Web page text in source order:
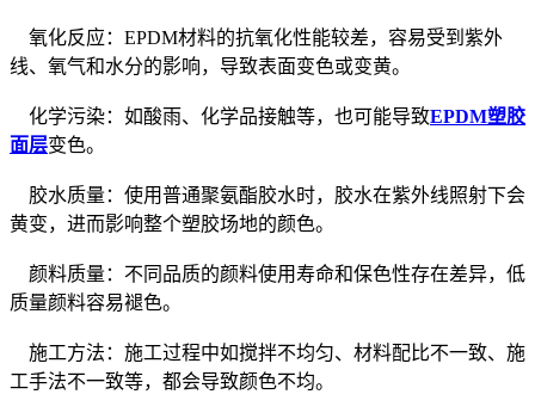
氧化反应：EPDM材料的抗氧化性能较差，容易受到紫外
线、氧气和水分的影响，导致表面变色或变黄。
化学污染：如酸雨、化学品接触等，也可能导致EPDM塑胶
面层变色。
胶水质量：使用普通聚氨酯胶水时，胶水在紫外线照射下会
黄变，进而影响整个塑胶场地的颜色。
颜料质量：不同品质的颜料使用寿命和保色性存在差异，低
质量颜料容易褪色。
施工方法：施工过程中如搅拌不均匀、材料配比不一致、施
工手法不一致等，都会导致颜色不均。